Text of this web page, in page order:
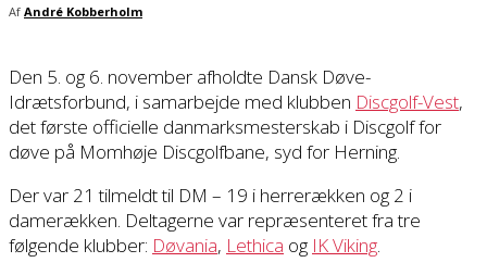
Af André Kobberholm
Den 5. og 6. november afholdte Dansk Døve-
Idrætsforbund, i samarbejde med klubben Discgolf-Vest,
det første officielle danmarksmesterskab i Discgolf for
døve på Momhøje Discgolfbane, syd for Herning.
Der var 21 tilmeldt til DM – 19 i herrerækken og 2 i
damerækken. Deltagerne var repræsenteret fra tre
følgende klubber: Døvania, Lethica og IK Viking.